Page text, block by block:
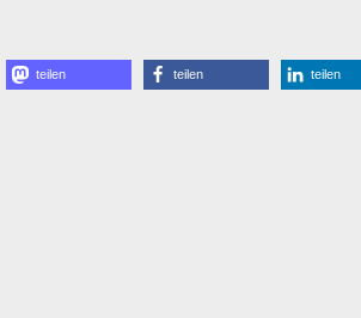
teilen teilen teilen